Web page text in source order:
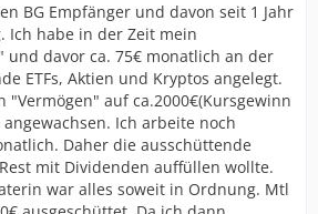
BG Empfänger und davon seit 1 Jahr
Ich habe in der Zeit mein
und davor ca. 75€ monatlich an der
ETFs, Aktien und Kryptos angelegt.
"Vermögen" auf ca.2000€(Kursgewinn
Ich arbeite noch
Daher die ausschüttende
mit Dividenden auffüllen wollte.
war alles soweit in Ordnung. Mtl